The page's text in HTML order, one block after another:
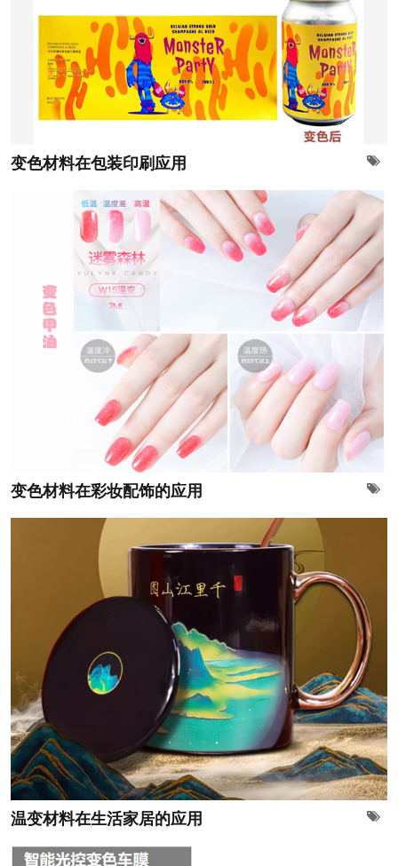
变色材料在包装印刷应用
变色材料在彩妆配饰的应用
温变材料在生活家居的应用